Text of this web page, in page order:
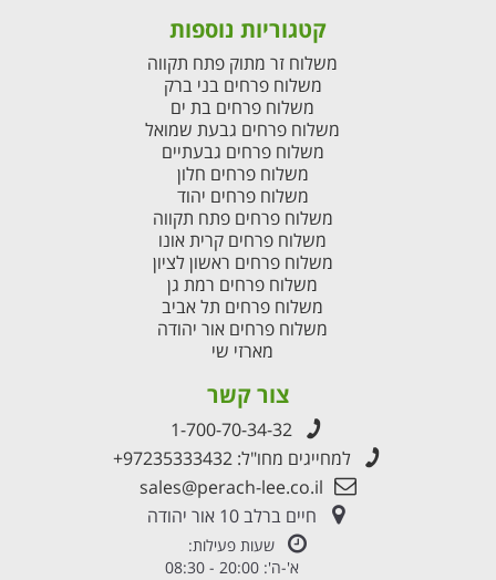
קטגוריות נוספות
משלוח זר מתוק פתח תקווה
משלוח פרחים בני ברק
משלוח פרחים בת ים
משלוח פרחים גבעת שמואל
משלוח פרחים גבעתיים
משלוח פרחים חלון
משלוח פרחים יהוד
משלוח פרחים פתח תקווה
משלוח פרחים קרית אונו
משלוח פרחים ראשון לציון
משלוח פרחים רמת גן
משלוח פרחים תל אביב
משלוח פרחים אור יהודה
מארזי שי
צור קשר
1-700-70-34-32
למחייגים מחו"ל:+97235333432
sales@perach-lee.co.il
חיים ברלב 10 אור יהודה
שעות פעילות:
א'-ה': 20:00 - 08:30